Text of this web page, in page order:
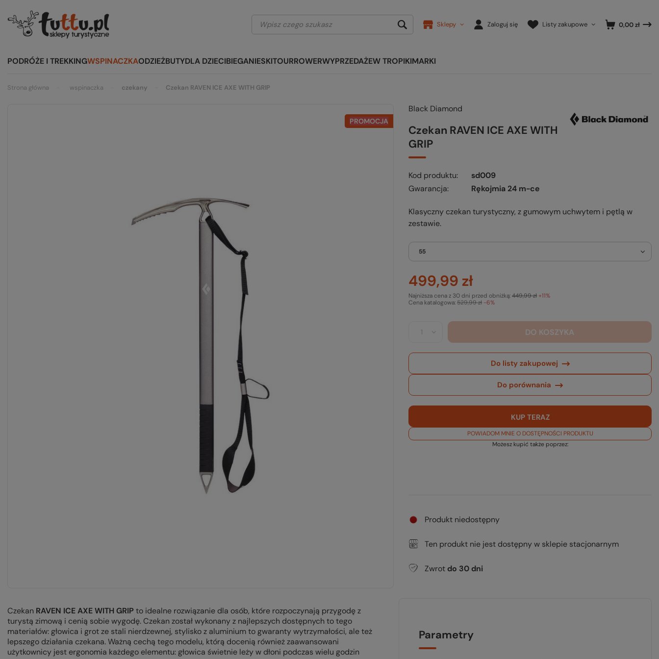
Sklepy Zaloguj się Listy zakupowe 0,00 zł
PODRÓŻE I TREKKINGWSPINACZKAODZIEŻBUTYDLA DZIECIBIEGANIESKITOURROWERWYPRZEDAŻEW TROPIKIMARKI
Strona główna wspinaczka czekany Czekan RAVEN ICE AXE WITH GRIP
PROMOCJA
Black Diamond
Czekan RAVEN ICE AXE WITH
GRIP
Kod produktu
sd009
Gwarancja
Rękojmia 24 m-ce
Klasyczny czekan turystyczny, z gumowym uchwytem i pętlą w
zestawie.
55
499,99 zł
Cena katalogowa:529,99 zł -6%
Najniższa cena z 30 dni przed obniżką:449,99 zł +11%
DO KOSZYKA
Do listy zakupowej
Do porównania
KUP TERAZ
POWIADOM MNIE O DOSTĘPNOŚCI PRODUKTU
Możesz kupić także poprzez:
Produkt niedostępny
Ten produkt nie jest dostępny w sklepie stacjonarnym
Zwrot do 30 dni
Czekan RAVEN ICE AXE WITH GRIP to idealne rozwiązanie dla osób, które rozpoczynają przygodę z
turystą zimową i cenią sobie wygodę. Czekan został wykonany z najlepszych dostępnych to tego
materiałów: głowica i grot ze stali nierdzewnej, stylisko z aluminium to gwaranty wytrzymałości, ale też
lepszego działania czekana. Ważną cechą tego modelu, którą docenią również zaawansowani
użytkownicy jest ergonomia każdego elementu: głowica świetnie leży w dłoni podczas wielu godzin
Parametry